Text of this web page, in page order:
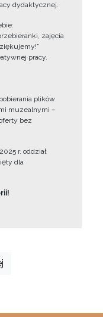
dydaktycznej.
zajęcia
pracy.
plików
muzealnymi –
bez
r. oddział
dla